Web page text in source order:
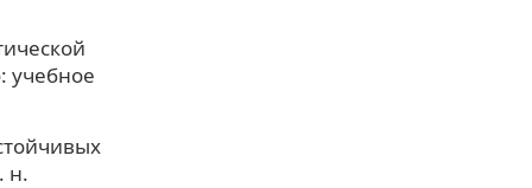
учебное
н.